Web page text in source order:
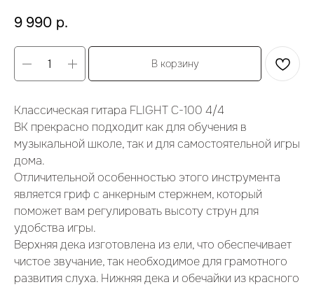
9 990 р.
В корзину
Классическая гитара FLIGHT C-100 4/4
BK прекрасно подходит как для обучения в
музыкальной школе, так и для самостоятельной игры
дома.
Отличительной особенностью этого инструмента
является гриф с анкерным стержнем, который
поможет вам регулировать высоту струн для
удобства игры.
Верхняя дека изготовлена из ели, что обеспечивает
чистое звучание, так необходимое для грамотного
развития слуха. Нижняя дека и обечайки из красного